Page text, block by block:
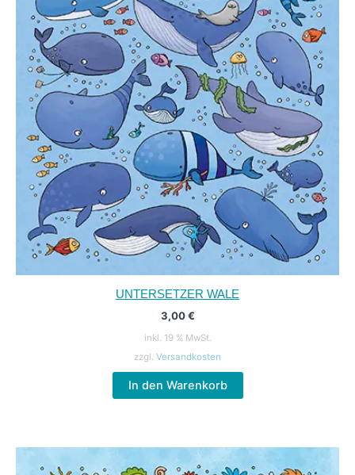
UNTERSETZER WALE
3,00€
inkl. 19 % MwSt.
zzgl. Versandkosten
In den Warenkorb